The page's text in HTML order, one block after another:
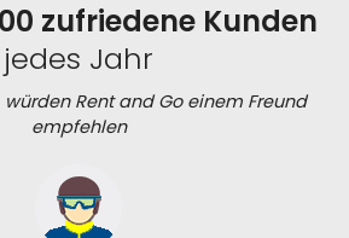
zufriedene Kunden
jedes Jahr
würden Rent and Go einem Freund
empfehlen